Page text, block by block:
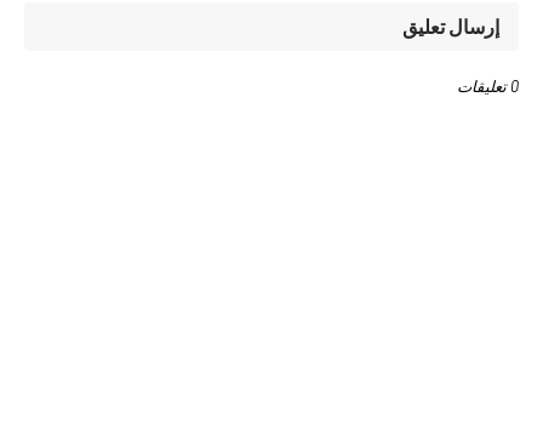
إرسال تعليق
0 تعليقات